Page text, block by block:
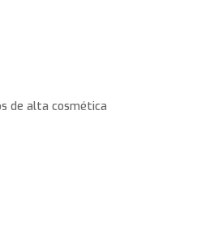
de alta cosmética